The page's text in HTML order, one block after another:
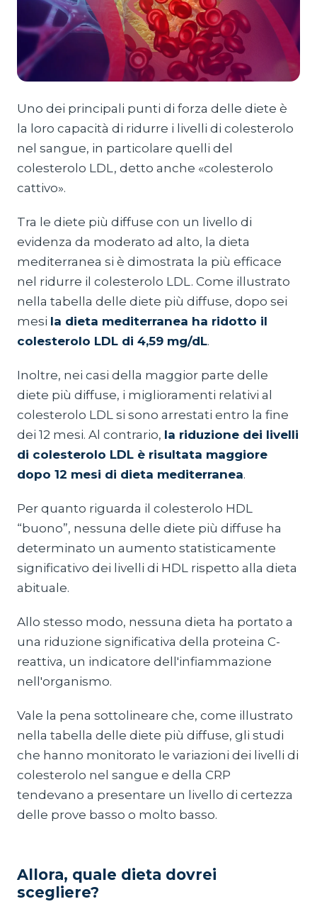
Uno dei principali punti di forza delle diete è
la loro capacità di ridurre i livelli di colesterolo
nel sangue, in particolare quelli del
colesterolo LDL, detto anche «colesterolo
cattivo».
Tra le diete più diffuse con un livello di
evidenza da moderato ad alto, la dieta
mediterranea si è dimostrata la più efficace
nel ridurre il colesterolo LDL. Come illustrato
nella tabella delle diete più diffuse, dopo sei
mesi la dieta mediterranea ha ridotto il
colesterolo LDL di 4,59 mg/dL.
Inoltre, nei casi della maggior parte delle
diete più diffuse, i miglioramenti relativi al
colesterolo LDL si sono arrestati entro la fine
dei 12 mesi. Al contrario, la riduzione dei livelli
di colesterolo LDL è risultata maggiore
dopo 12 mesi di dieta mediterranea.
Per quanto riguarda il colesterolo HDL
“buono”, nessuna delle diete più diffuse ha
determinato un aumento statisticamente
significativo dei livelli di HDL rispetto alla dieta
abituale.
Allo stesso modo, nessuna dieta ha portato a
una riduzione significativa della proteina C-
reattiva, un indicatore dell'infiammazione
nell'organismo.
Vale la pena sottolineare che, come illustrato
nella tabella delle diete più diffuse, gli studi
che hanno monitorato le variazioni dei livelli di
colesterolo nel sangue e della CRP
tendevano a presentare un livello di certezza
delle prove basso o molto basso.
Allora, quale dieta dovrei
scegliere?